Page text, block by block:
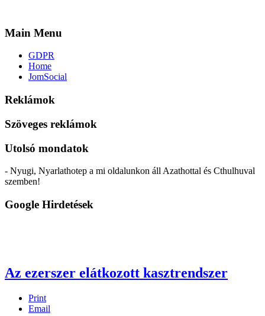
Main Menu
GDPR
Home
JomSocial
Reklámok
Szöveges reklámok
Utolsó mondatok
- Nyugi, Nyarlathotep a mi oldalunkon áll Azathottal és Cthulhuval
szemben!
Google Hirdetések
Az ezerszer elátkozott kasztrendszer
Print
Email